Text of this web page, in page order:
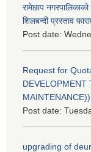
रामेछाप
शिलबन्दी प्रस्ताव
Post date:
Request for
DEVELOPMENT
MAINTENANCE))
Post date:
upgrading of